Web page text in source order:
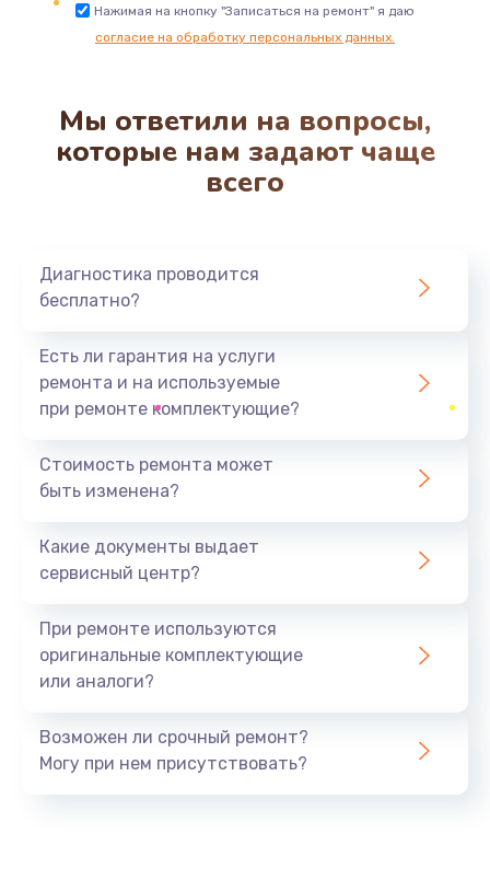
Замена трубок гидравлики
850 руб.
Ремонт клапана термоблока
800 руб.
1500 руб.
Замена прокладок
1250 руб.
Замена мультиклапана
1000 руб.
Ремонт помпы
2650 руб.
Нажимая на кнопку "Записаться на ремонт" я даю
согласие на обработку персональных данных.
Мы ответили на вопросы,
которые нам задают чаще
всего
Диагностика проводится
бесплатно?
Есть ли гарантия на услуги
ремонта и на используемые
при ремонте комплектующие?
Стоимость ремонта может
быть изменена?
Какие документы выдает
сервисный центр?
При ремонте используются
оригинальные комплектующие
или аналоги?
Возможен ли срочный ремонт?
Могу при нем присутствовать?